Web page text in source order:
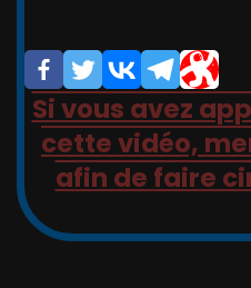
Si vous avez
cette vidéo,
afin de faire